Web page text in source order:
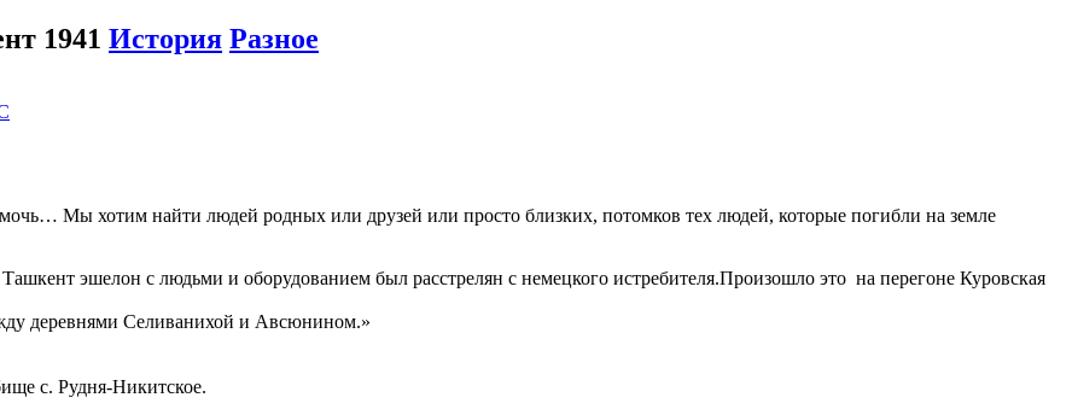
1941 История Разное
Мы хотим найти людей родных или друзей или просто близких, потомков тех людей, которые погибли на земле
эшелон с людьми и оборудованием был расстрелян с немецкого истребителя.Произошло это на перегоне Куровская
деревнями Селиванихой и Авсюнином.»
с. Рудня-Никитское.